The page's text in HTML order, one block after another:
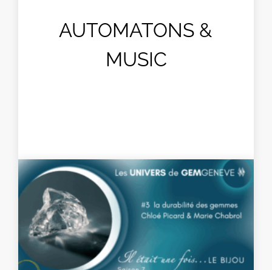
AUTOMATONS &
MUSIC